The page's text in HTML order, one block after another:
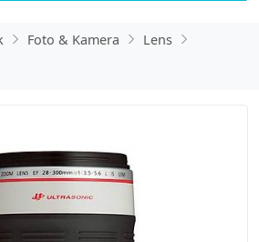
Foto & Kamera
Lens